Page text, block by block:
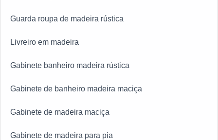
Guarda roupa de madeira rústica
Livreiro em madeira
Gabinete banheiro madeira rústica
Gabinete de banheiro madeira maciça
Gabinete de madeira maciça
Gabinete de madeira para pia